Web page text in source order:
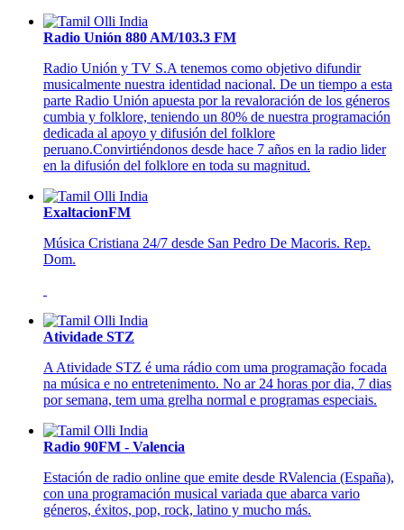
Radio Unión 880 AM/103.3 FM
Radio Unión y TV S.A tenemos como objetivo difundir
musicalmente nuestra identidad nacional. De un tiempo a esta
parte Radio Unión apuesta por la revaloración de los géneros
cumbia y folklore, teniendo un 80% de nuestra programación
dedicada al apoyo y difusión del folklore
peruano.Convirtiéndonos desde hace 7 años en la radio lider
en la difusión del folklore en toda su magnitud.
ExaltacionFM
Música Cristiana 24/7 desde San Pedro De Macoris. Rep.
Dom.
Atividade STZ
A Atividade STZ é uma rádio com uma programação focada
na música e no entretenimento. No ar 24 horas por dia, 7 dias
por semana, tem uma grelha normal e programas especiais.
Radio 90FM - Valencia
Estación de radio online que emite desde RValencia (España),
con una programación musical variada que abarca vario
géneros, éxitos, pop, rock, latino y mucho más.